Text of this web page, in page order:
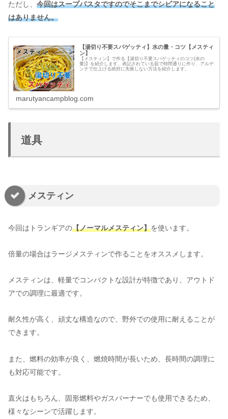
ただし、 今回はスープパスタですのでそこまでシビアになること
はありません。
【湯切り不要スパゲッティ】水の量・コツ【メスティ
ン】
【メスティン】で作る【湯切り不要スパゲッティのコツ(水の
量)】を紹介します。表記されている茹で時間通りに作り、アルデ
ンテで仕上げる絶対に失敗しない方法を紹介します。
marutyancampblog.com
道具
メスティン
今回はトランギアの【ノーマルメスティン】を使います。
倍量の場合はラージメスティンで作ることをオススメします。
メスティンは、軽量でコンパクトな設計が特徴であり、アウトド
アでの調理に最適です。
耐久性が高く、頑丈な構造なので、野外での使用に耐えることが
できます。
また、燃料の効率が良く、燃焼時間が長いため、長時間の調理に
も対応可能です。
直火はもちろん、固形燃料やガスバーナーでも使用できるため、
様々なシーンで活躍します。